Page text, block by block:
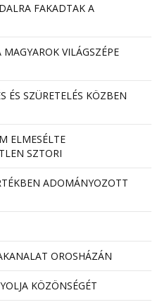
FAKADTAK A
VILÁGSZÉPE
ÉS SZÜRETELÉS KÖZBEN
ELMESÉLTE
SZTORI
ADOMÁNYOZOTT
OROSHÁZÁN
KÖZÖNSÉGÉT